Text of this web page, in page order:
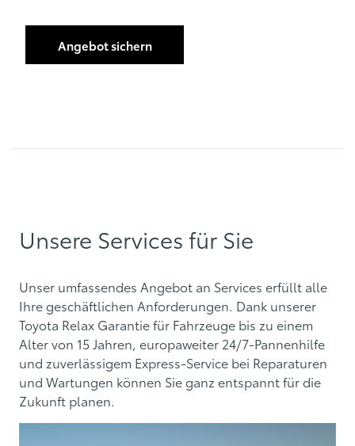
Angebot sichern
Unsere Services für Sie
Unser umfassendes Angebot an Services erfüllt alle
Ihre geschäftlichen Anforderungen. Dank unserer
Toyota Relax Garantie für Fahrzeuge bis zu einem
Alter von 15 Jahren, europaweiter 24/7-Pannenhilfe
und zuverlässigem Express-Service bei Reparaturen
und Wartungen können Sie ganz entspannt für die
Zukunft planen.